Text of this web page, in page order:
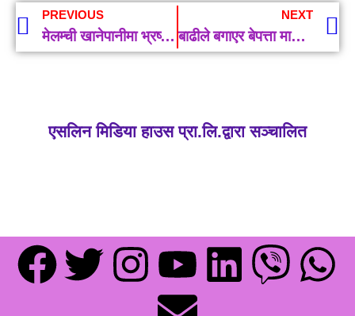
PREVIOUS
मेलम्ची खानेपानीमा भ्रष्टाचारः चार जना दोषी ठहर, पूर्वसचिव भीम उपाध्यायसहित ११ जनालाई सफाई
NEXT
बाढीले बगाएर बेपत्ता माझीको शव ४ दिनपछि फेला
एसलिन मिडिया हाउस प्रा.लि.द्वारा सञ्चालित